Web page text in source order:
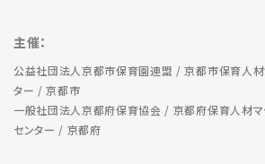
主催：
公益社団法人京都市保育園連盟 / 京都市保育人材
ター / 京都市
一般社団法人京都府保育協会 / 京都府保育人材マ
センター / 京都府